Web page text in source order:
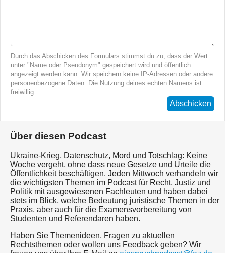
Durch das Abschicken des Formulars stimmst du zu, dass der Wert
unter "Name oder Pseudonym" gespeichert wird und öffentlich
angezeigt werden kann. Wir speichern keine IP-Adressen oder andere
personenbezogene Daten. Die Nutzung deines echten Namens ist
freiwillig.
Abschicken
Über diesen Podcast
Ukraine-Krieg, Datenschutz, Mord und Totschlag: Keine
Woche vergeht, ohne dass neue Gesetze und Urteile die
Öffentlichkeit beschäftigen. Jeden Mittwoch verhandeln wir
die wichtigsten Themen im Podcast für Recht, Justiz und
Politik mit ausgewiesenen Fachleuten und haben dabei
stets im Blick, welche Bedeutung juristische Themen in der
Praxis, aber auch für die Examensvorbereitung von
Studenten und Referendaren haben.
Haben Sie Themenideen, Fragen zu aktuellen
Rechtsthemen oder wollen uns Feedback geben? Wir